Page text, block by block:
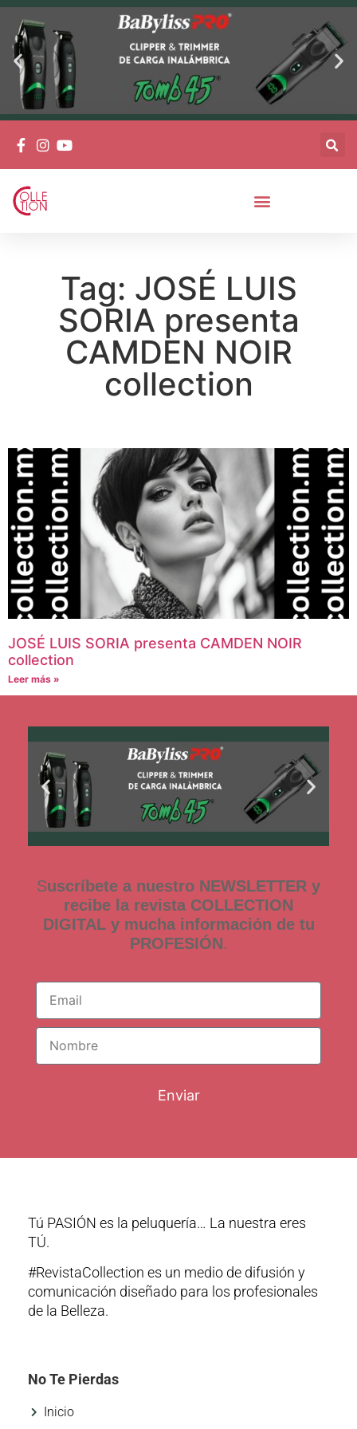
Tag: JOSÉ LUIS
SORIA presenta
CAMDEN NOIR
collection
JOSÉ LUIS SORIA presenta CAMDEN NOIR
collection
Leer más »
Suscríbete a nuestro NEWSLETTER y
recibe la revista COLLECTION
DIGITAL y mucha información de tu
PROFESIÓN.
Enviar
Tú PASIÓN es la peluquería… La nuestra eres
TÚ.
#RevistaCollection es un medio de difusión y
comunicación diseñado para los profesionales
de la Belleza.
No Te Pierdas
Inicio